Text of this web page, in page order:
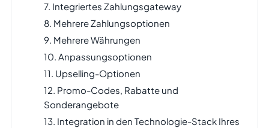
7. Integriertes Zahlungsgateway
8. Mehrere Zahlungsoptionen
9. Mehrere Währungen
10. Anpassungsoptionen
11. Upselling-Optionen
12. Promo-Codes, Rabatte und
Sonderangebote
13. Integration in den Technologie-Stack Ihres